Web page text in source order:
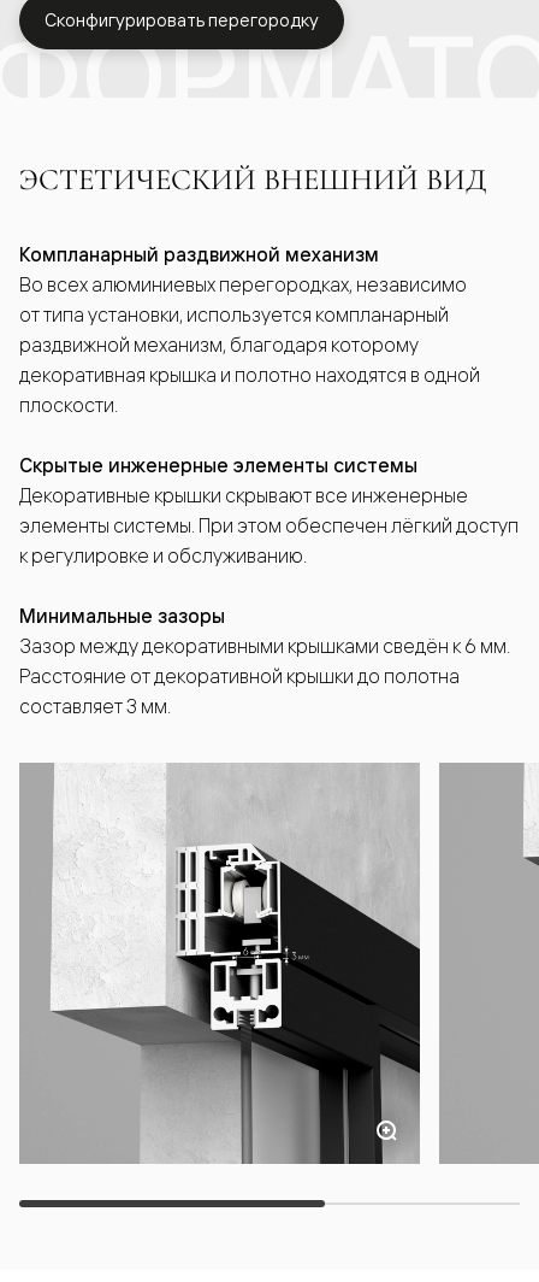
Сконфигурировать перегородку
ЭСТЕТИЧЕСКИЙ ВНЕШНИЙ ВИД
Компланарный раздвижной механизм
Во всех алюминиевых перегородках, независимо
от типа установки, используется компланарный
раздвижной механизм, благодаря которому
декоративная крышка и полотно находятся в одной
плоскости.
Скрытые инженерные элементы системы
Декоративные крышки скрывают все инженерные
элементы системы. При этом обеспечен лёгкий доступ
к регулировке и обслуживанию.
Минимальные зазоры
Зазор между декоративными крышками сведён к 6 мм.
Расстояние от декоративной крышки до полотна
составляет 3 мм.